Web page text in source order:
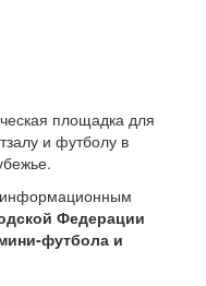
площадка для
и футболу в
Федерации
футбола и